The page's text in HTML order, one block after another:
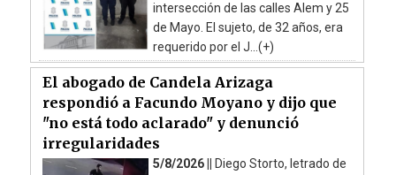
intersección de las calles Alem y 25
de Mayo. El sujeto, de 32 años, era
requerido por el J...(+)
El abogado de Candela Arizaga
respondió a Facundo Moyano y dijo que
"no está todo aclarado" y denunció
irregularidades
5/8/2026 ||
Diego Storto, letrado de